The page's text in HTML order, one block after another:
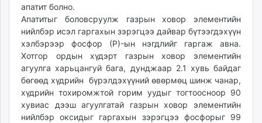
апатит болно.
Апатитыг боловсруулж газрын ховор элементийн
нийлбэр исэл гаргахын зэрэгцээ дайвар бүтээгдэхүүн
хэлбэрээр фосфор (P)-ын нэгдлийг гаргаж авна.
Хотгор ордын хүдэрт газрын ховор элементийн
агуулга харьцангуй бага, дунджаар 2.1 хувь байдаг
бөгөөд хүдрийн бүрэлдэхүүний өвөрмөц шинж чанар,
хүдрийн тохиромжтой горим уудыг тогтоосноор 90
хувиас дээш агуулгатай газрын ховор элементийн
нийлбэр оксидыг гаргахын зэрэгцээ фосфорыг 99